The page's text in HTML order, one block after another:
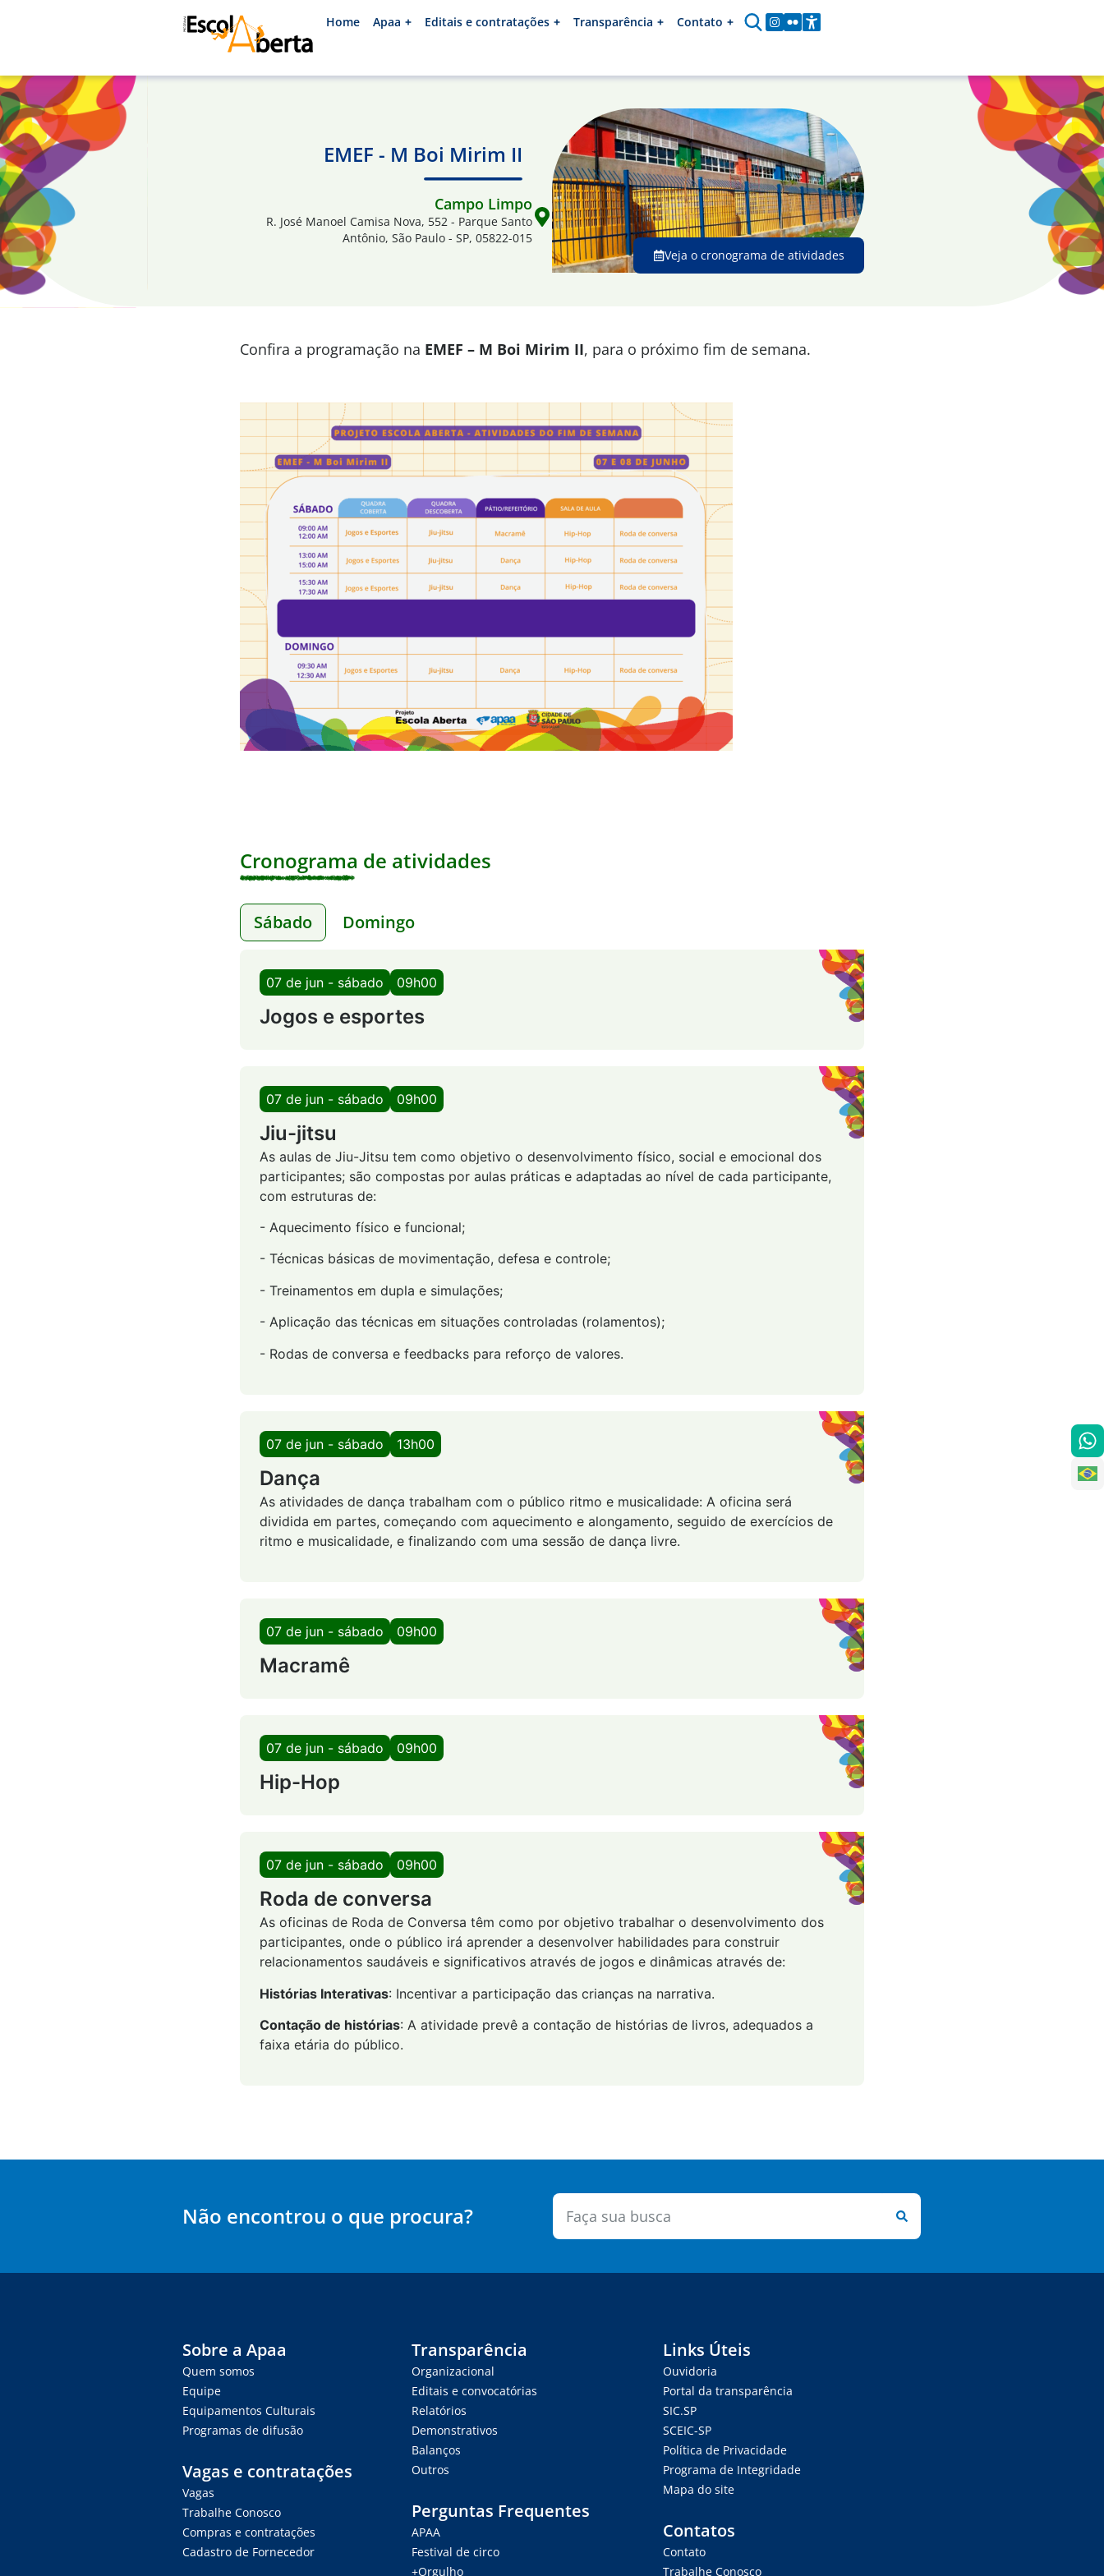
Home Apaa Editais e contratações Transparência Contato
EMEF - M Boi Mirim II
Campo Limpo
R. José Manoel Camisa Nova, 552 - Parque Santo
Antônio, São Paulo - SP, 05822-015
Veja o cronograma de atividades
Confira a programação na EMEF – M Boi Mirim II, para o próximo fim de semana.
Cronograma de atividades
Sábado Domingo
07 de jun - sábado 09h00
Jogos e esportes
07 de jun - sábado 09h00
Jiu-jitsu
As aulas de Jiu-Jitsu tem como objetivo o desenvolvimento físico, social e emocional dos
participantes; são compostas por aulas práticas e adaptadas ao nível de cada participante,
com estruturas de:
- Aquecimento físico e funcional;
- Técnicas básicas de movimentação, defesa e controle;
- Treinamentos em dupla e simulações;
- Aplicação das técnicas em situações controladas (rolamentos);
- Rodas de conversa e feedbacks para reforço de valores.
07 de jun - sábado 13h00
Dança
As atividades de dança trabalham com o público ritmo e musicalidade: A oficina será
dividida em partes, começando com aquecimento e alongamento, seguido de exercícios de
ritmo e musicalidade, e finalizando com uma sessão de dança livre.
07 de jun - sábado 09h00
Macramê
07 de jun - sábado 09h00
Hip-Hop
07 de jun - sábado 09h00
Roda de conversa
As oficinas de Roda de Conversa têm como por objetivo trabalhar o desenvolvimento dos
participantes, onde o público irá aprender a desenvolver habilidades para construir
relacionamentos saudáveis e significativos através de jogos e dinâmicas através de:
Histórias Interativas: Incentivar a participação das crianças na narrativa.
Contação de histórias: A atividade prevê a contação de histórias de livros, adequados a
faixa etária do público.
Não encontrou o que procura?
Sobre a Apaa
Quem somos
Equipe
Equipamentos Culturais
Programas de difusão
Vagas e contratações
Vagas
Trabalhe Conosco
Compras e contratações
Cadastro de Fornecedor
Transparência
Organizacional
Editais e convocatórias
Relatórios
Demonstrativos
Balanços
Outros
Perguntas Frequentes
APAA
Festival de circo
+Orgulho
Links Úteis
Ouvidoria
Portal da transparência
SIC.SP
SCEIC-SP
Política de Privacidade
Programa de Integridade
Mapa do site
Contatos
Contato
Trabalhe Conosco